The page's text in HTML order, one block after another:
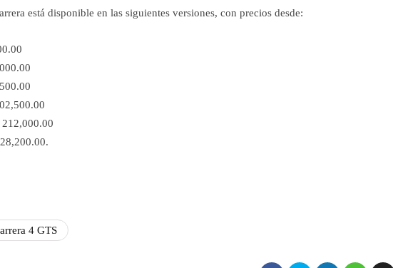
está disponible en las siguientes versiones, con precios desde:
212,000.00
4 GTS